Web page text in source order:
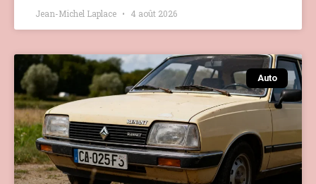
Jean-Michel Laplace 4 août 2026
Auto